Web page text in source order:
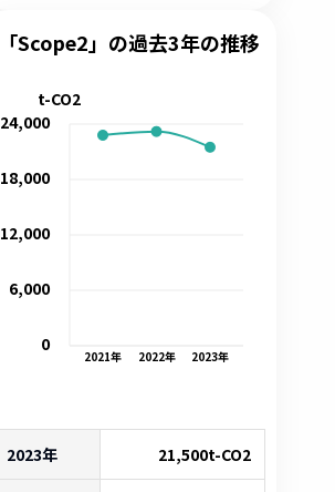
「Scope2」の過去3年の推移
2021年 2022年 2023年
0
6,000
12,000
18,000
24,000
t-CO2
2023年 21,500t-CO2